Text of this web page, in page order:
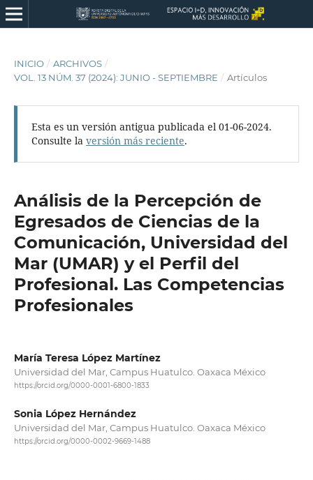
INICIO / ARCHIVOS /
VOL. 13 NÚM. 37 (2024): JUNIO - SEPTIEMBRE / Artículos
Esta es un versión antigua publicada el 01-06-2024.
Consulte la versión más reciente.
Análisis de la Percepción de
Egresados de Ciencias de la
Comunicación, Universidad del
Mar (UMAR) y el Perfil del
Profesional. Las Competencias
Profesionales
María Teresa López Martínez
Universidad del Mar, Campus Huatulco. Oaxaca México
https://orcid.org/0000-0001-6800-1833
Sonia López Hernández
Universidad del Mar, Campus Huatulco. Oaxaca México
https://orcid.org/0000-0002-9669-1488